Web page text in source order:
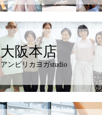
大阪本店
アンビリカヨガstudio